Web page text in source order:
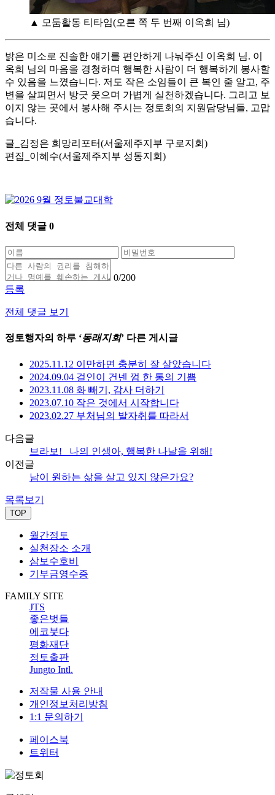
▲ 모둠활동 티타임(오른 쪽 두 번째 이옥희 님)
밝은 미소로 진솔한 얘기를 편안하게 나눠주신 이옥희 님. 이
옥희 님의 마음을 경청하며 행복한 사람이 더 행복하게 봉사할
수 있음을 느꼈습니다. 저도 작은 소임들이 큰 복인 줄 알고, 주
변을 살피면서 방긋 웃으며 가볍게 실천하겠습니다. 그리고 보
이지 않는 곳에서 봉사해 주시는 정토회의 지원담당님들, 고맙
습니다.
글_김정은 희망리포터(서울제주지부 구로지회)
편집_이혜수(서울제주지부 성동지회)
전체 댓글 0
0/200
등록
전체 댓글 보기
정토행자의 하루 ‘동래지회’ 다른 게시글
2025.11.12 이만하면 충분히 잘 살았습니다
2024.09.04 걸인이 건넨 껌 한 통의 기쁨
2023.11.08 화 빼기, 감사 더하기
2023.07.10 작은 것에서 시작합니다
2023.02.27 부처님의 발자취를 따라서
다음글
브라보! _나의 인생아, 행복한 나날을 위해!
이전글
남이 원하는 삶을 살고 있지 않은가요?
목록보기
TOP
월간정토
실천장소 소개
삼보수호비
기부금영수증
FAMILY SITE
JTS
좋은벗들
에코붓다
평화재단
정토출판
Jungto Intl.
저작물 사용 안내
개인정보처리방침
1:1 문의하기
페이스북
트위터